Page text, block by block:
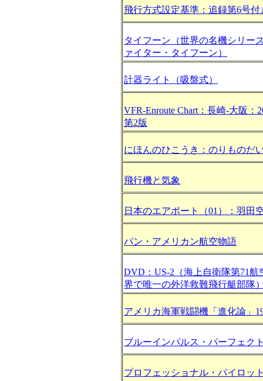
飛行方式設定基準：追録第6号付
タイフーン（世界の名機シリー
ァイター・タイフーン）
計器ライト（吸盤式）
VFR-Enroute Chart：長崎-大阪：
第2版
にほんのひこうき：のりものだ
飛行機と気象
日本のエアポート（01）：羽田
パン・アメリカン航空物語
DVD：US-2（海上自衛隊第71航
界で唯一の外洋救難飛行艇部隊
アメリカ海軍戦闘機「進化論」
ブルーインパルス・パーフェク
プロフェッショナル・パイロッ